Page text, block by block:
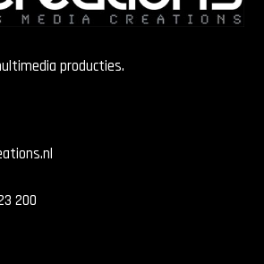
producties.
200